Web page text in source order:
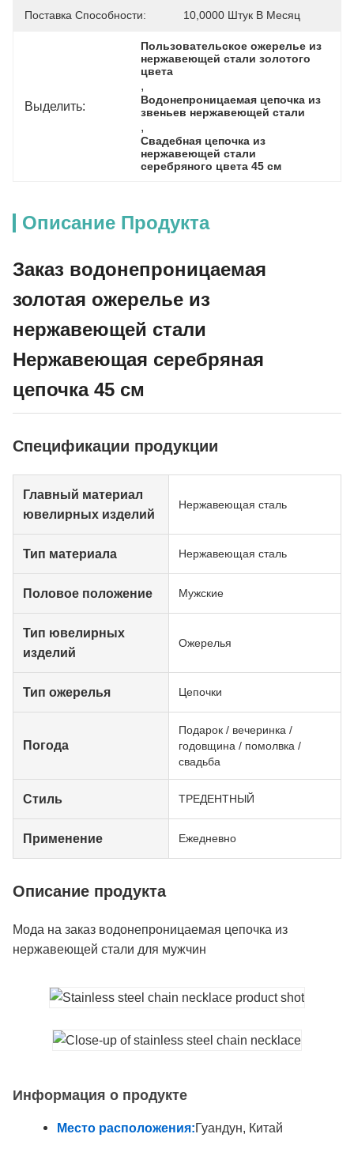
Поставка Способности: 10,0000 Штук В Месяц
Выделить:
Пользовательское ожерелье из
нержавеющей стали золотого
цвета
,
Водонепроницаемая цепочка из
звеньев нержавеющей стали
,
Свадебная цепочка из
нержавеющей стали
серебряного цвета 45 см
Описание Продукта
Заказ водонепроницаемая
золотая ожерелье из
нержавеющей стали
Нержавеющая серебряная
цепочка 45 см
Спецификации продукции
Главный материал
ювелирных изделий
Нержавеющая сталь
Тип материала Нержавеющая сталь
Половое положение Мужские
Тип ювелирных
изделий
Ожерелья
Тип ожерелья Цепочки
Погода
Подарок / вечеринка /
годовщина / помолвка /
свадьба
Стиль ТРЕДЕНТНЫЙ
Применение Ежедневно
Описание продукта
Мода на заказ водонепроницаемая цепочка из
нержавеющей стали для мужчин
Информация о продукте
Место расположения:Гуандун, Китай